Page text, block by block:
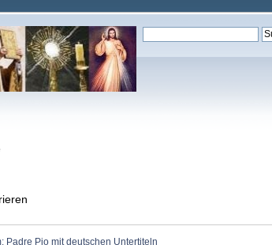
Padre Pio mit deutschen Untertiteln